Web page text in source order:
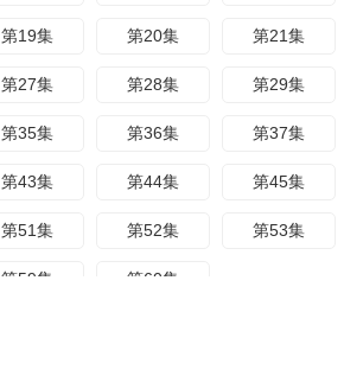
第19集 第20集 第21集
第27集 第28集 第29集
第35集 第36集 第37集
第43集 第44集 第45集
第51集 第52集 第53集
第59集 第60集